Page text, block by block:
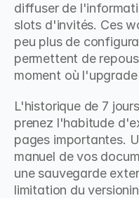
diffuser de
slots d'invités. Ces
peu plus de
permettent de
moment où
L'historique de 7
prenez l'habitude
pages importantes.
manuel de vos
une sauvegarde
limitation du